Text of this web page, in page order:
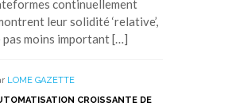
continuellement
leur solidité ‘relative’,
pas moins important […]
LOME GAZETTE
CROISSANTE DE